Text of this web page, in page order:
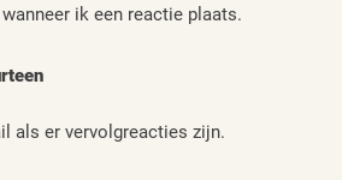
ik een reactie plaats.
als er vervolgreacties zijn.